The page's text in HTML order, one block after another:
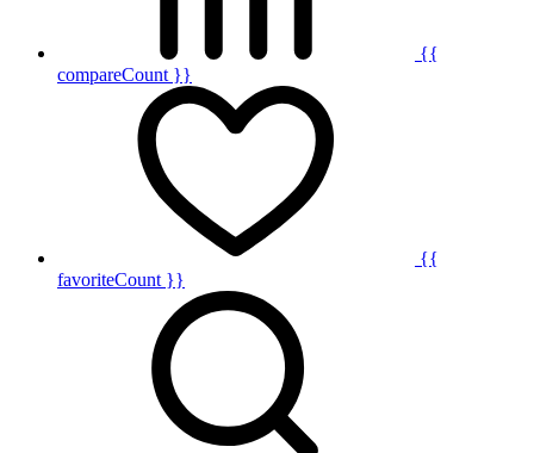
{{
compareCount }}
{{
favoriteCount }}